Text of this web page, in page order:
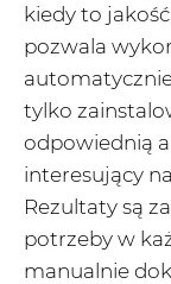
kiedy to
pozwala
tylko
odpowiednią
interesujący
Rezultaty są
potrzeby w
manualnie